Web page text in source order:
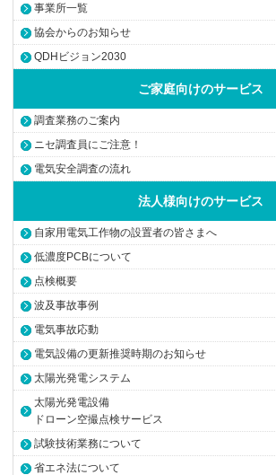
事業所一覧
協会からのお知らせ
QDHビジョン2030
ご家庭向けのサービス
調査業務のご案内
ニセ調査員にご注意！
電気安全調査の流れ
法人様向けのサービス
自家用電気工作物の設置者の皆さまへ
低濃度PCBについて
点検概要
波及事故事例
電気事故応動
電気設備の更新推奨時期のお知らせ
太陽光発電システム
太陽光発電設備
ドローン空撮点検サービス
試験技術業務について
省エネ法について